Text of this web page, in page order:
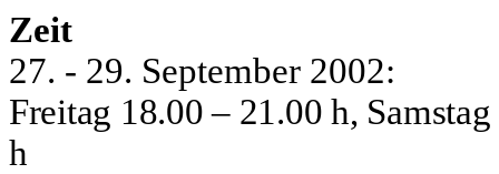
Zeit
27. - 29. September 2002:
Freitag 18.00 – 21.00 h,
h